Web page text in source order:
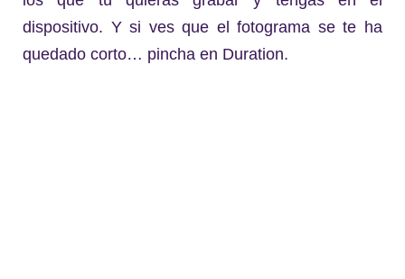
dispositivo. Y si ves que el fotograma se te ha
quedado corto… pincha en Duration.